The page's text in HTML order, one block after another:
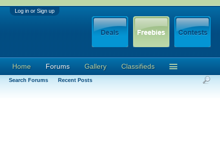
Log in or Sign up
Home Forums
Search Forums Recent Posts
Gallery Classifieds